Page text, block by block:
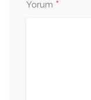
Yorum *